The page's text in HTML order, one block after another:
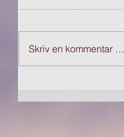
Skriv en kommentar …